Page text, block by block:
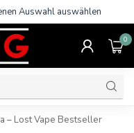
Auswahl auswählen
0
– Lost Vape Bestseller